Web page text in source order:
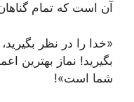
آن است که تمام
«خدا را در نظر
بگیرید! نماز بهترین
شما است»!